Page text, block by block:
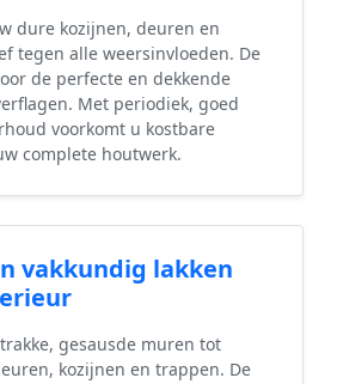
dure kozijnen, deuren en
tegen alle weersinvloeden. De
de perfecte en dekkende
Met periodiek, goed
voorkomt u kostbare
complete houtwerk.
vakkundig lakken
gesausde muren tot
kozijnen en trappen. De